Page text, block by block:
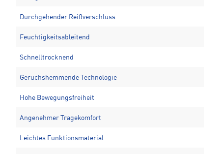
Durchgehender Reißverschluss
Feuchtigkeitsableitend
Schnelltrocknend
Geruchshemmende Technologie
Hohe Bewegungsfreiheit
Angenehmer Tragekomfort
Leichtes Funktionsmaterial